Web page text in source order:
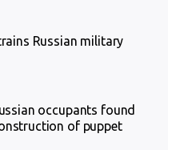
Russian military
occupants found
of puppet